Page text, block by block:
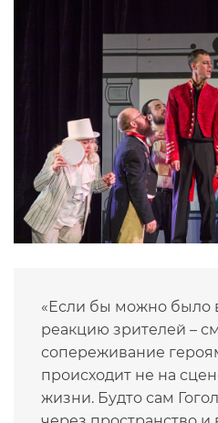
«Если бы можно было
реакцию зрителей –
сопереживание
происходит не на
жизни. Будто сам